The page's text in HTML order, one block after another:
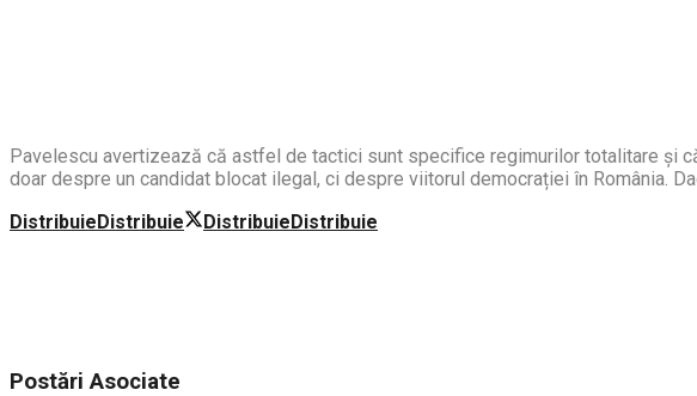
Pavelescu avertizează că astfel de tactici sunt specifice regimurilor totalitare și
doar despre un candidat blocat ilegal, ci despre viitorul democrației în România.
DistribuieDistribuie DistribuieDistribuie
PostăriAsociate